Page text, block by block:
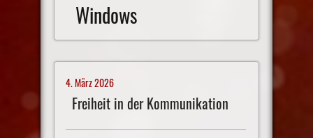
Windows
4. März 2026
Freiheit in der Kommunikation